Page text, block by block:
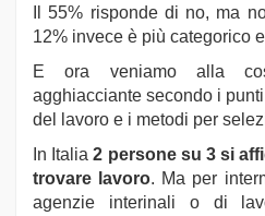
Il 55% risponde di no, ma
12% invece è più categorico
E ora veniamo alla
agghiacciante secondo i
del lavoro e i metodi per
In Italia2 persone su 3 si
trovare lavoro. Ma per
agenzie interinali o di